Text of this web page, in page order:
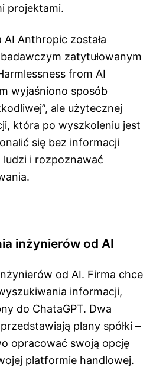
projektami.
Anthropic została
zatytułowanym
from AI
wyjaśniono sposób
ale użytecznej
która po wyszkoleniu jest
się bez informacji
i rozpoznawać
inżynierów od AI
od AI. Firma chce
informacji,
do ChataGPT. Dwa
plany spółki –
opracować swoją opcję
platformie handlowej.